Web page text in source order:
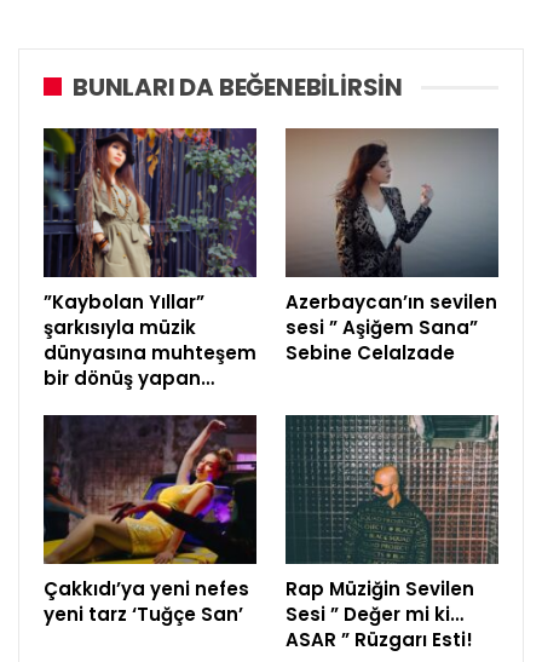
BUNLARI DA BEĞENEBILIRSIN
”Kaybolan Yıllar”
şarkısıyla müzik
dünyasına muhteşem
bir dönüş yapan…
Azerbaycan’ın sevilen
sesi ” Aşiğem Sana”
Sebine Celalzade
Çakkıdı’ya yeni nefes
yeni tarz ‘Tuğçe San’
Rap Müziğin Sevilen
Sesi ” Değer mi ki…
ASAR ” Rüzgarı Esti!